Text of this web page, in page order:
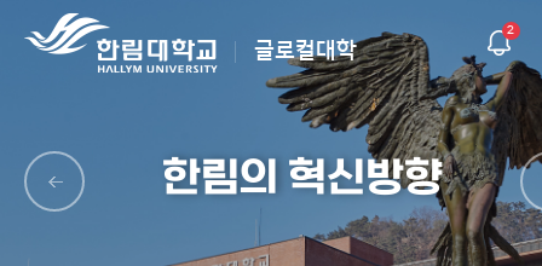
글로컬대학
2
한림의 혁신방향